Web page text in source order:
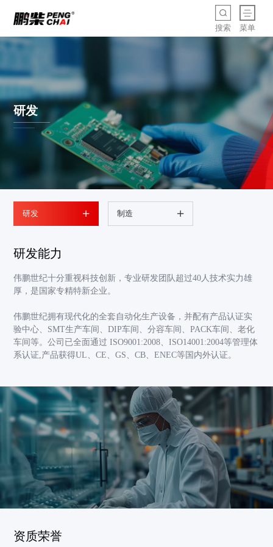
菜单
搜索
研发
研发 制造
研发能力
伟鹏世纪十分重视科技创新，专业研发团队超过40人技术实力雄
厚，是国家专精特新企业。
伟鹏世纪拥有现代化的全套自动化生产设备，并配有产品认证实
验中心、SMT生产车间、DIP车间、分容车间、PACK车间、老化
车间等。公司已全面通过 ISO9001:2008、ISO14001:2004等管理体
系认证,产品获得UL、CE、GS、CB、ENEC等国内外认证。
资质荣誉